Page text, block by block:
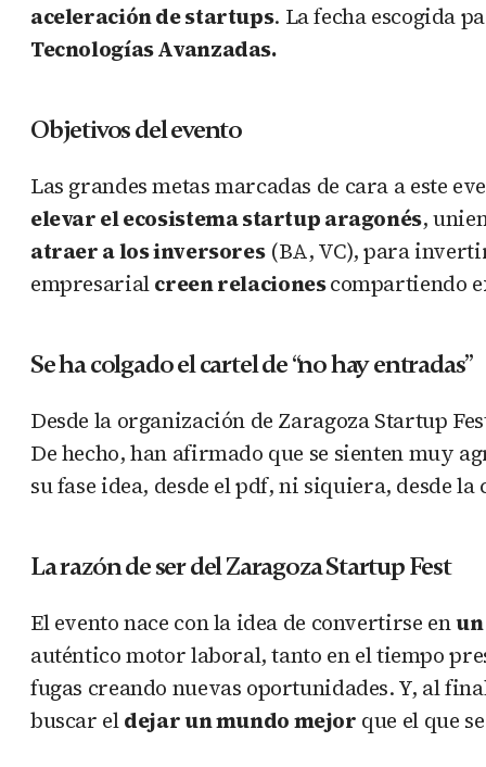
aceleración de startups. La fecha escogida
Tecnologías Avanzadas.
Objetivos del evento
Las grandes metas marcadas de cara a este
elevar el ecosistema startup aragonés,
atraer a los inversores(BA, VC), para
empresarialcreen relacionescompartiendo
Se ha colgado el cartel de “no hay entradas”
Desde la organización de Zaragoza Startup
De hecho, han afirmado que se sienten muy
su fase idea, desde el pdf, ni siquiera, desde
La razón de ser del Zaragoza Startup Fest
El evento nace con la idea de convertirse en
auténtico motor laboral, tanto en el tiempo
fugas creando nuevas oportunidades. Y, al
buscar eldejar un mundo mejor que el que